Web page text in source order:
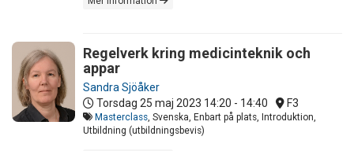
Regelverk kring medicinteknik och
appar
Sandra Sjöåker
Torsdag 25 maj 2023 14:20 - 14:40 F3
Masterclass, Svenska, Enbart på plats, Introduktion,
Utbildning (utbildningsbevis)